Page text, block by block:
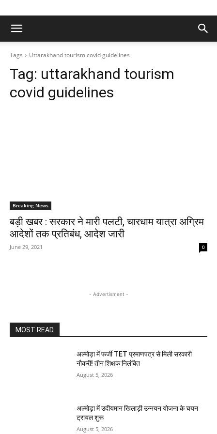
Tags Uttarakhand tourism covid guidelines
Tag: uttarakhand tourism
covid guidelines
Breaking News
बड़ी खबर : सरकार ने मारी पलटी, चारधाम यात्रा अग्रिम
आदेशों तक प्रतिबंध, आदेश जारी
June 29, 2021 0
- Advertisment -
MOST READ
अल्मोड़ा में फर्जी TET प्रमाणपत्र से मिली सरकारी
नौकरी! तीन शिक्षक निलंबित
August 5, 2026
अल्मोड़ा में उदीयमान खिलाड़ी उन्नयन योजना के चयन
ट्रायल शुरू
August 5, 2026